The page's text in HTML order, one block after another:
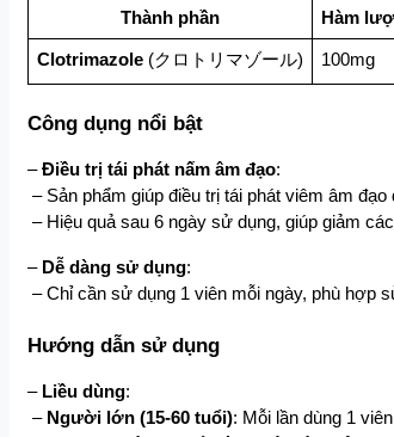
Thành phần Hàm
Clotrimazole (クロトリマゾール) 100mg
Công dụng nổi bật
– Điều trị tái phát nấm âm đạo:
– Sản phẩm giúp điều trị tái phát viêm âm
– Hiệu quả sau 6 ngày sử dụng, giúp giảm
– Dễ dàng sử dụng:
– Chỉ cần sử dụng 1 viên mỗi ngày, phù hợp
Hướng dẫn sử dụng
– Liều dùng:
– Người lớn (15-60 tuổi): Mỗi lần dùng 1